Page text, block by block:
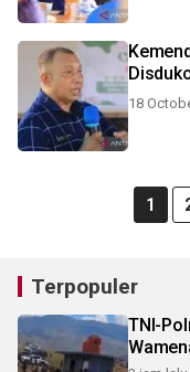
18
1
Terpopuler
TNI-